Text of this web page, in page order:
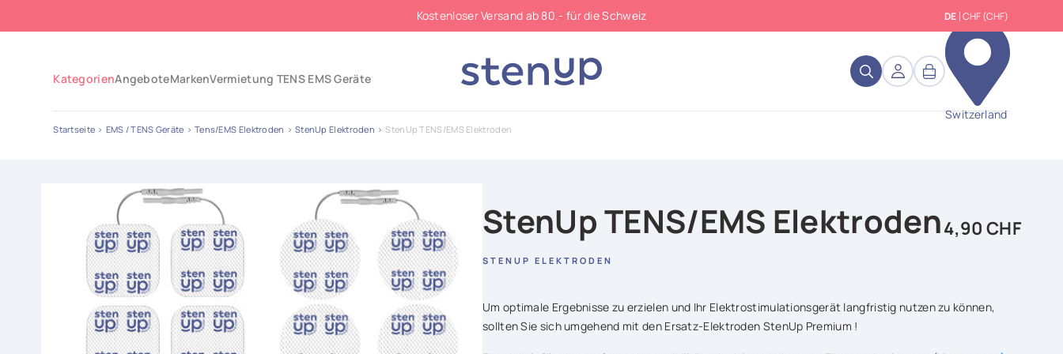
Kostenloser Versand ab 80.- für die Schweiz DE CHF (CHF)
KategorienAngeboteMarkenVermietung TENS EMS Geräte
Switzerland
Startseite EMS / TENS Geräte Tens/EMS Elektroden StenUp Elektroden StenUp TENS/EMS Elektroden
StenUp TENS/EMS Elektroden4,90 CHF
STENUP ELEKTRODEN
Um optimale Ergebnisse zu erzielen und Ihr Elektrostimulationsgerät langfristig nutzen zu können,
sollten Sie sich umgehend mit den Ersatz-Elektroden StenUp Premium !